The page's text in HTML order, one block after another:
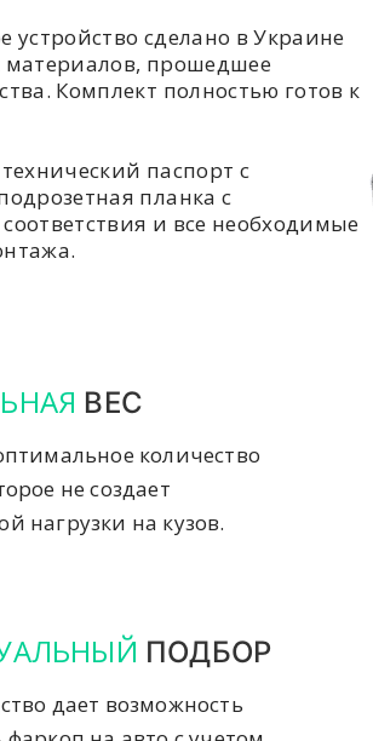
устройство сделано в Украине
материалов, прошедшее
Комплект полностью готов к
паспорт с
планка с
и все необходимые
ВЕС
количество
не создает
нагрузки на кузов.
ПОДБОР
дает возможность